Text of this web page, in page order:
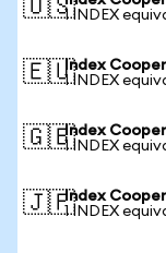
🇺🇸1 INDEX
🇪🇺Index
1 INDEX
🇬🇧Index
1 INDEX
🇯🇵Index
1 INDEX